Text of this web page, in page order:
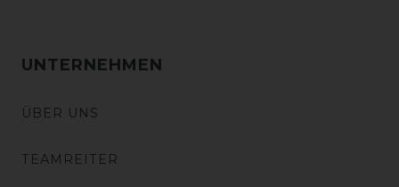
UNTERNEHMEN
ÜBER UNS
TEAMREITER